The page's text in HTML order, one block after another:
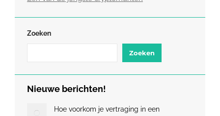
Zoeken
Zoeken
Nieuwe berichten!
Hoe voorkom je vertraging in een